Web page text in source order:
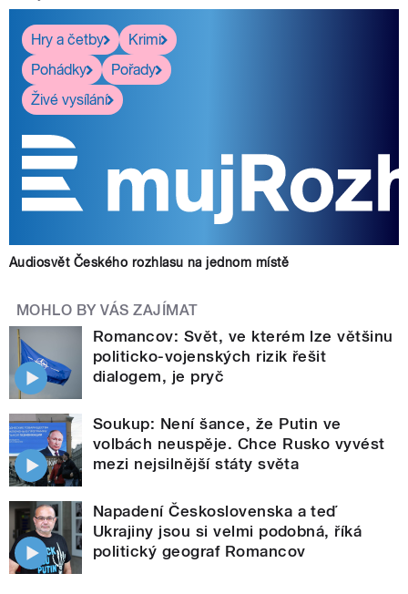
Hry a četby
Krimi
Pohádky
Pořady
Živé vysílání
Audiosvět Českého rozhlasu na jednom místě
MOHLO BY VÁS ZAJÍMAT
Romancov: Svět, ve kterém lze většinu
politicko-vojenských rizik řešit
dialogem, je pryč
Soukup: Není šance, že Putin ve
volbách neuspěje. Chce Rusko vyvést
mezi nejsilnější státy světa
Napadení Československa a teď
Ukrajiny jsou si velmi podobná, říká
politický geograf Romancov